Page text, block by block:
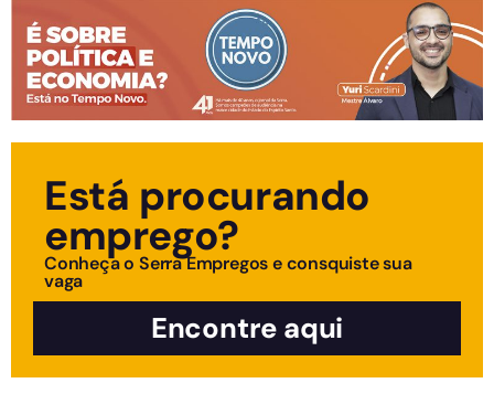
Está procurando
emprego?
Conheça o Serra Empregos e consquiste sua
vaga
Encontre aqui